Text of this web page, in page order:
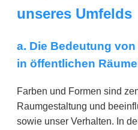
unseres Umfelds
a. Die Bedeutung
in öffentlichen
Farben und Formen sind
Raumgestaltung und
sowie unser Verhalten. In